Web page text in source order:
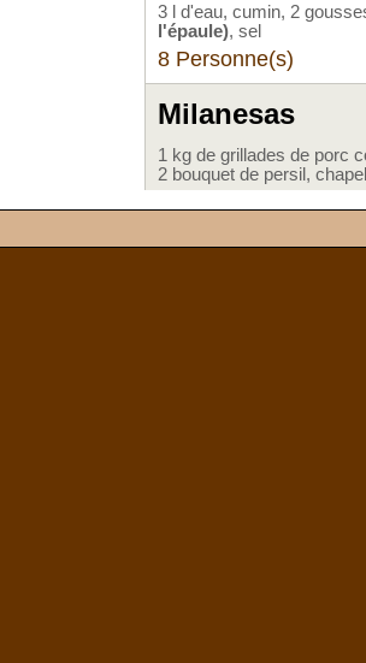
3 l d'eau, cumin, 2
l'épaule), sel
8 Personne(s)
Milanesas
1 kg de grillades de porc
2 bouquet de persil,